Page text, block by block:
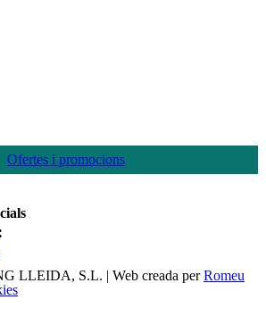
Ofertes i promocions
LLEIDA, S.L. | Web creada per